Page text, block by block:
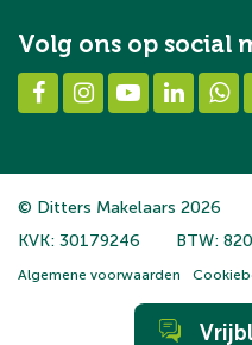
Volg ons op social
© Ditters Makelaars 2026
KVK: 30179246
BTW:
Algemene voorwaarden